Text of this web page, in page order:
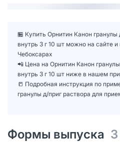
🏪 Купить Орнитин Канон
внутрь 3 г 10 шт можно на сайте и
Чебоксарах
📲 Цена на Орнитин Канон
внутрь 3 г 10 шт ниже в нашем
📒 Подробная инструкция по
гранулы д/приг раствора для
Формы выпуска 3